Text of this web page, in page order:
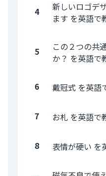
4
新しいロゴデ
ます を英語で
5
この２つの共
か？ を英語で
6 戴冠式 を英語
7 お札 を英語で
8 表情が硬い を